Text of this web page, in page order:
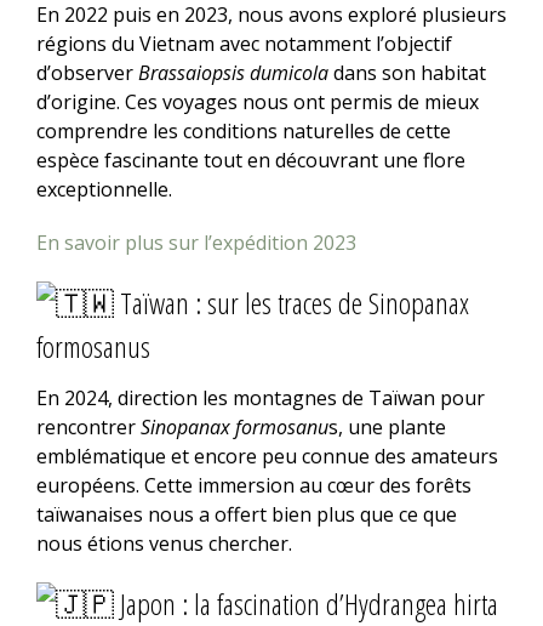
En 2022 puis en 2023, nous avons exploré plusieurs
régions du Vietnam avec notamment l’objectif
d’observerBrassaiopsis dumicoladans son habitat
d’origine. Ces voyages nous ont permis de mieux
comprendre les conditions naturelles de cette
espèce fascinante tout en découvrant une flore
exceptionnelle.
En savoir plus sur l’expédition 2023
Taïwan : sur les traces de Sinopanax
formosanus
En 2024, direction les montagnes de Taïwan pour
rencontrerSinopanax formosanus, une plante
emblématique et encore peu connue des amateurs
européens. Cette immersion au cœur des forêts
taïwanaises nous a offert bien plus que ce que
nous étions venus chercher.
Japon : la fascination d’Hydrangea hirta